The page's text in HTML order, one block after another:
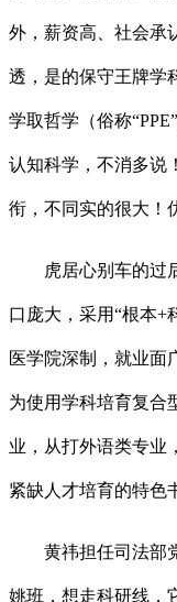
外，薪资高、社会承
透，是的保守王牌学
学取哲学（俗称
认知科学，不消多说
衔，不同实的很大！
虎居心别车的过后
口庞大，采用“根本+
医学院深制，就业面
为使用学科培育复合
业，从打外语类专业
紧缺人才培育的特色
黄祎担任司法部党
姚班，想走科研线，